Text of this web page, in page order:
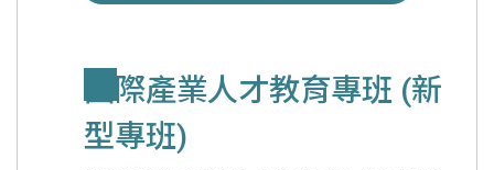
國際產業人才教育專班 (新
型專班)